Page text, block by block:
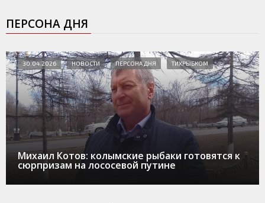
ПЕРСОНА ДНЯ
Михаил Котов: колымские рыбаки готовятся к
сюрпризам на лососевой путине
30.04.2026 НОВОСТИ ПЕРСОНА ДНЯ ТИХРЫБКОМ